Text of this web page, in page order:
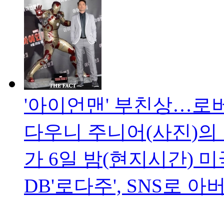
'아이언맨' 부친상…로
다우니 주니어(사진)
가 6일 밤(현지시간)
DB'로다주', SNS로 아